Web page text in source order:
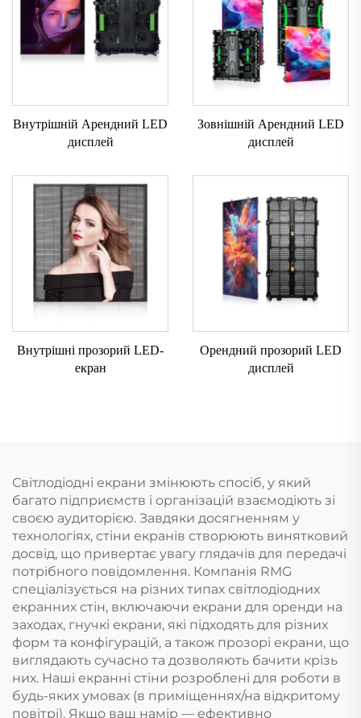
Внутрішній Арендний LED
дисплей
Зовнішній Арендний LED
дисплей
Внутрішні прозорий LED-
екран
Орендний прозорий LED
дисплей
Світлодіодні екрани змінюють спосіб, у який
багато підприємств і організацій взаємодіють зі
своєю аудиторією. Завдяки досягненням у
технологіях, стіни екранів створюють винятковий
досвід, що привертає увагу глядачів для передачі
потрібного повідомлення. Компанія RMG
спеціалізується на різних типах світлодіодних
екранних стін, включаючи екрани для оренди на
заходах, гнучкі екрани, які підходять для різних
форм та конфігурацій, а також прозорі екрани, що
виглядають сучасно та дозволяють бачити крізь
них. Наші екранні стіни розроблені для роботи в
будь-яких умовах (в приміщеннях/на відкритому
повітрі). Якщо ваш намір — ефективно